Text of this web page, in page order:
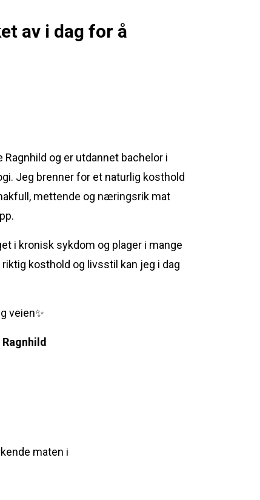
av i dag for å
Ragnhild og er utdannet bachelor i
Jeg brenner for et naturlig kosthold
mettende og næringsrik mat
i kronisk sykdom og plager i mange
kosthold og livsstil kan jeg i dag
veien✨
maten i